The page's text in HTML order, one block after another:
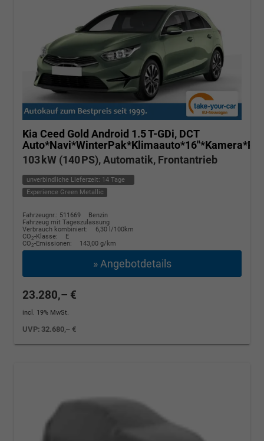
Kia Ceed Gold Android 1.5 T-GDi, DCT
103 kW (140 PS), Automatik, Frontantrieb
unverbindliche Lieferzeit: 14 Tage
Experience Green Metallic
Fahrzeugnr.: 511669
Benzin
Fahrzeug mit Tageszulassung
Verbrauch kombiniert:
6,30 l/100km
CO2-Klasse:
E
CO2-Emissionen: 143,00 g/km
» Angebotdetails
23.280,– €
incl. 19% MwSt.
UVP: 32.680,– €